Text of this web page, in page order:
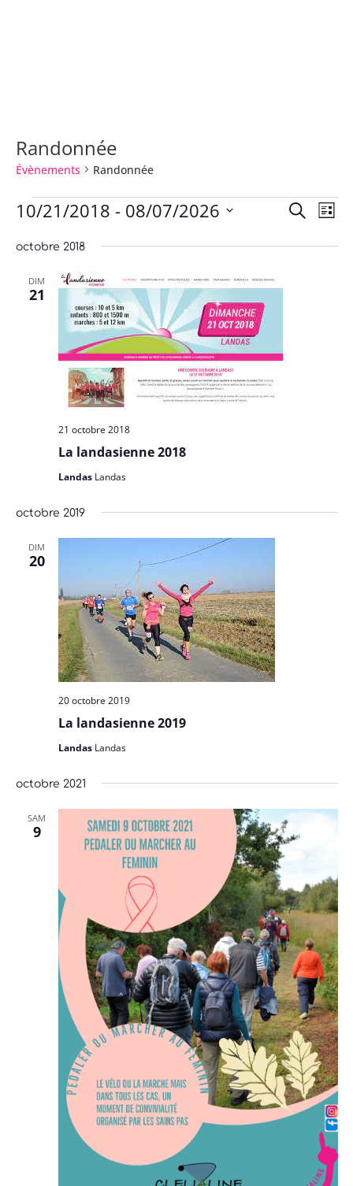
Randonnée
Évènements Randonnée
Évènements Recherche
de
Liste
10/21/2018 - 08/07/2026
une
octobre 2018
DIM
21
La landasienne 2018
21 octobre 2018
Landas Landas
octobre 2019
DIM
20
La landasienne 2019
20 octobre 2019
Landas Landas
octobre 2021
SAM
9